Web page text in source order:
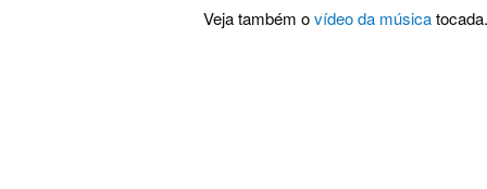
Veja também ovídeo da músicatocada.